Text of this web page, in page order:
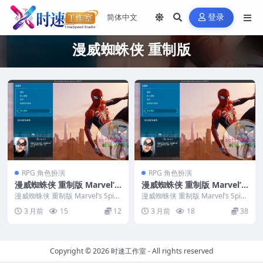
登录
漫威蜘蛛侠 重制版
RPG 角色扮演
漫威蜘蛛侠 重制版 Marvel’s
Spider-Man Remastered
WIN游戏 PC电脑游戏 适配系
统WINDOWS
漫威蜘蛛侠 重制版 Marvel’s Spid
3 月前 15 12
RPG 角色扮演
漫威蜘蛛侠 重制版 Marvel’s
Spider-Man Remastered
MAC游戏 苹果电脑游戏 适配
苹果OS系统macOS
漫威蜘蛛侠 重制版 Marvel’s Spid
3 月前 18 38
Copyright © 2026时速工作室- All rights reserved